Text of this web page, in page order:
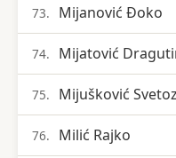
73. Mijanović Đoko
74. Mijatović
75. Mijušković
76. Milić Rajko